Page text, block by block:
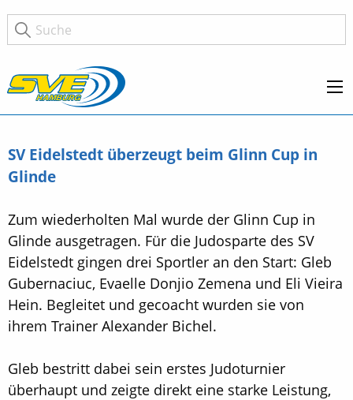
SV Eidelstedt überzeugt beim Glinn Cup in
Glinde
Zum wiederholten Mal wurde der Glinn Cup in
Glinde ausgetragen. Für die Judosparte des SV
Eidelstedt gingen drei Sportler an den Start: Gleb
Gubernaciuc, Evaelle Donjio Zemena und Eli Vieira
Hein. Begleitet und gecoacht wurden sie von
ihrem Trainer Alexander Bichel.
Gleb bestritt dabei sein erstes Judoturnier
überhaupt und zeigte direkt eine starke Leistung,